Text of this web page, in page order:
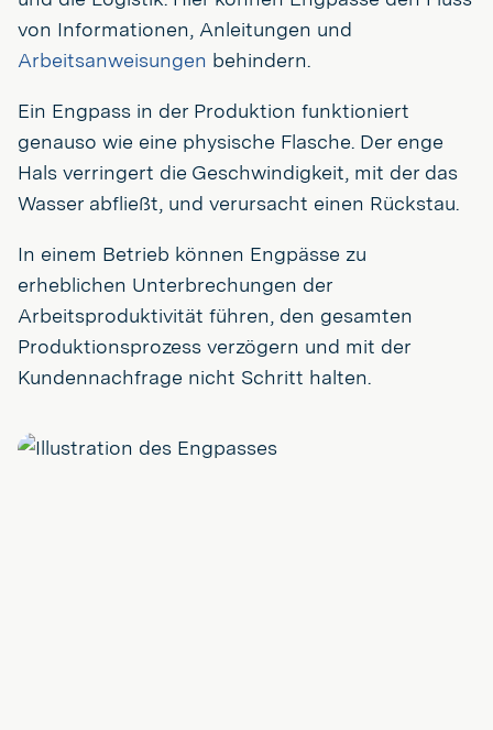
von Informationen, Anleitungen und
Arbeitsanweisungen behindern.
Ein Engpass in der Produktion funktioniert
genauso wie eine physische Flasche. Der enge
Hals verringert die Geschwindigkeit, mit der das
Wasser abfließt, und verursacht einen Rückstau.
In einem Betrieb können Engpässe zu
erheblichen Unterbrechungen der
Arbeitsproduktivität führen, den gesamten
Produktionsprozess verzögern und mit der
Kundennachfrage nicht Schritt halten.